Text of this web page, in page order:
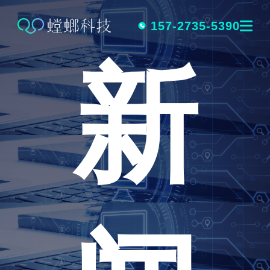
跳
内
容
157-2735-5390
新